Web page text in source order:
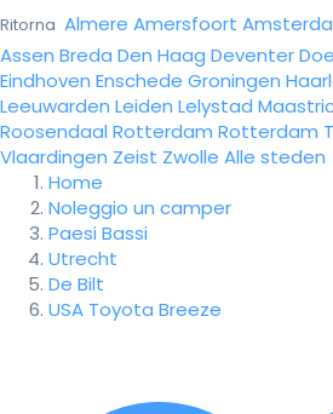
Ritorna Almere Amersfoort
Assen Breda Den Haag Deventer
Eindhoven Enschede Groningen
Leeuwarden Leiden Lelystad
Roosendaal Rotterdam Rotterdam
Vlaardingen Zeist Zwolle Alle steden
Home
Noleggio un camper
Paesi Bassi
Utrecht
De Bilt
USA Toyota Breeze